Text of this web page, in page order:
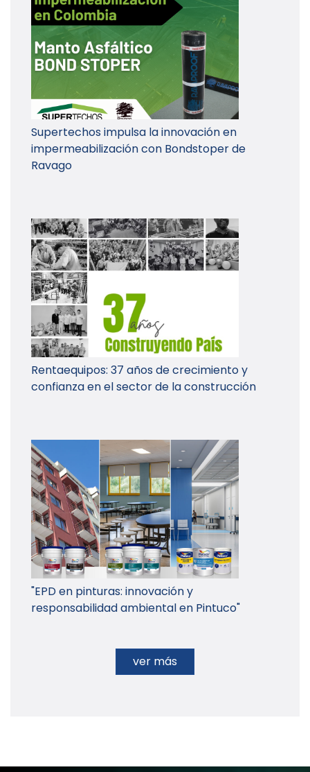
Supertechos impulsa la innovación en
impermeabilización con Bondstoper de
Ravago
Rentaequipos: 37 años de crecimiento y
confianza en el sector de la construcción
"EPD en pinturas: innovación y
responsabilidad ambiental en Pintuco"
ver más